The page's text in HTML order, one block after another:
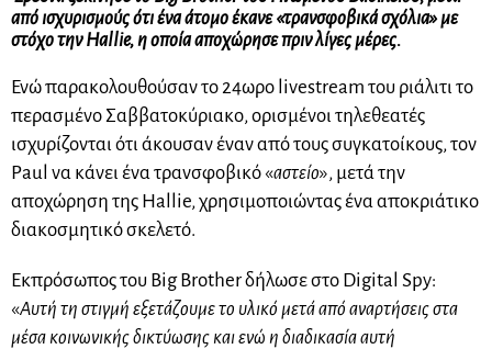
από ισχυρισμούς ότι ένα άτομο έκανε «τρανσφοβικά σχόλια» με
στόχο την Hallie, η οποία αποχώρησε πριν λίγες μέρες.
Ενώ παρακολουθούσαν το 24ωρο livestream του ριάλιτι το
περασμένο Σαββατοκύριακο, ορισμένοι τηλεθεατές
ισχυρίζονται ότι άκουσαν έναν από τους συγκατοίκους, τον
Paul να κάνει ένα τρανσφοβικό «αστείο», μετά την
αποχώρηση της Hallie, χρησιμοποιώντας ένα αποκριάτικο
διακοσμητικό σκελετό.
Εκπρόσωπος του Big Brother δήλωσε στο Digital Spy:
«Αυτή τη στιγμή εξετάζουμε το υλικό μετά από αναρτήσεις στα
μέσα κοινωνικής δικτύωσης και ενώ η διαδικασία αυτή